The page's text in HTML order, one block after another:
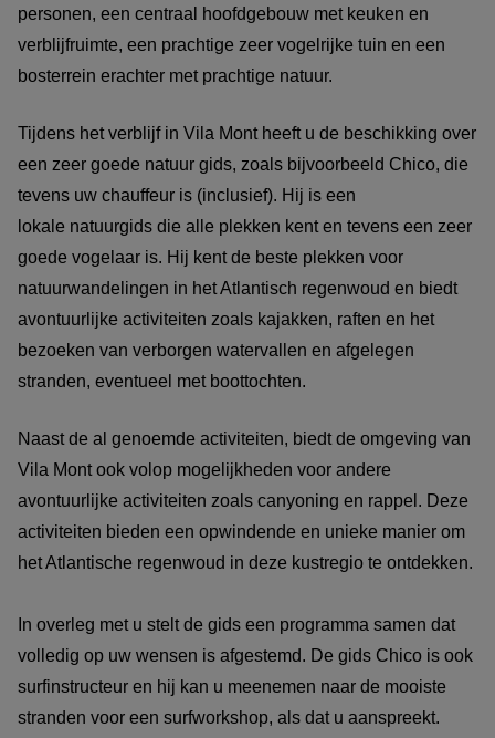
personen, een centraal hoofdgebouw met keuken en
verblijfruimte, een prachtige zeer vogelrijke tuin en een
bosterrein erachter met prachtige natuur.
Tijdens het verblijf in Vila Mont heeft u de beschikking over
een zeer goede natuur gids, zoals bijvoorbeeld Chico, die
tevens uw chauffeur is (inclusief). Hij is een
lokale natuurgids die alle plekken kent en tevens een zeer
goede vogelaar is. Hij kent de beste plekken voor
natuurwandelingen in het Atlantisch regenwoud en biedt
avontuurlijke activiteiten zoals kajakken, raften en het
bezoeken van verborgen watervallen en afgelegen
stranden, eventueel met boottochten.
Naast de al genoemde activiteiten, biedt de omgeving van
Vila Mont ook volop mogelijkheden voor andere
avontuurlijke activiteiten zoals canyoning en rappel. Deze
activiteiten bieden een opwindende en unieke manier om
het Atlantische regenwoud in deze kustregio te ontdekken.
In overleg met u stelt de gids een programma samen dat
volledig op uw wensen is afgestemd. De gids Chico is ook
surfinstructeur en hij kan u meenemen naar de mooiste
stranden voor een surfworkshop, als dat u aanspreekt.